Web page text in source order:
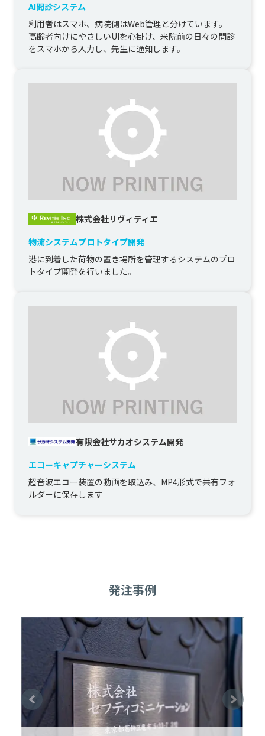
AI問診システム
利用者はスマホ、病院側はWeb管理と分けています。
高齢者向けにやさしいUIを心掛け、来院前の日々の問診
をスマホから入力し、先生に通知します。
株式会社リヴィティエ
物流システムプロトタイプ開発
港に到着した荷物の置き場所を管理するシステムのプロ
トタイプ開発を行いました。
有限会社サカオシステム開発
エコーキャプチャーシステム
超音波エコー装置の動画を取込み、MP4形式で共有フォ
ルダーに保存します
発注事例